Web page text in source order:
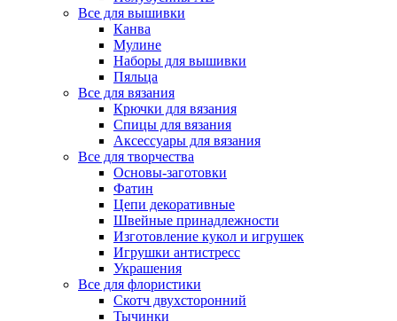
Все для вышивки
Канва
Мулине
Наборы для вышивки
Пяльца
Все для вязания
Крючки для вязания
Спицы для вязания
Аксессуары для вязания
Все для творчества
Основы-заготовки
Фатин
Цепи декоративные
Швейные принадлежности
Изготовление кукол и игрушек
Игрушки антистресс
Украшения
Все для флористики
Скотч двухсторонний
Тычинки